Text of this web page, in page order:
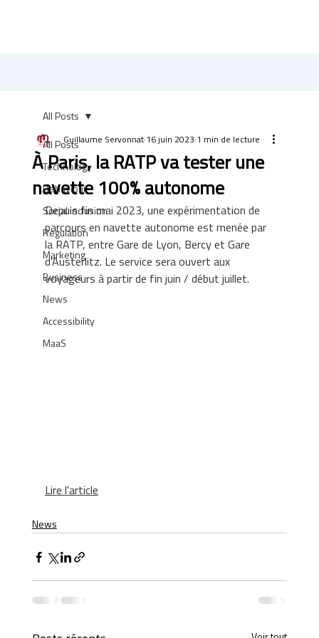
All Posts
Technology
Behaviour
Social inclusion
Regulation
Marketing
Business
News
Accessibility
MaaS
All Posts
À Paris, la RATP va tester une
navette 100% autonome
Guillaume Servonnat 16 juin 2023 1 min de lecture
Depuis fin mai 2023, une expérimentation de
parcours en navette autonome est menée par
la RATP, entre Gare de Lyon, Bercy et Gare
d'Austerlitz. Le service sera ouvert aux
voyageurs à partir de fin juin / début juillet.
Lire l'article
News